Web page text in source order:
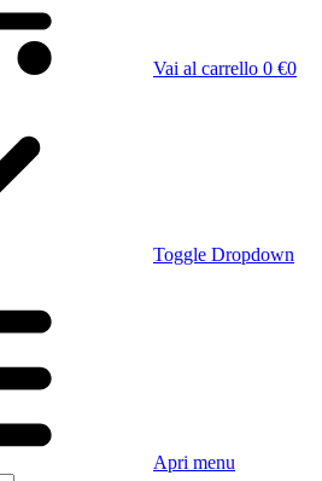
Vai al carrello 0 €0
Toggle Dropdown
Apri menu